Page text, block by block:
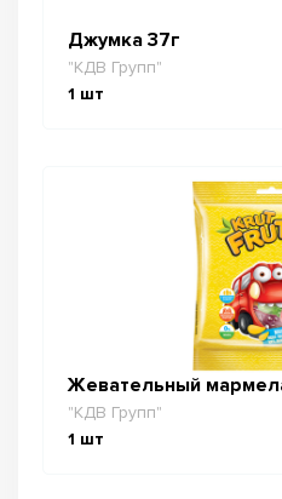
Джумка 37г
"КДВ Групп"
1 шт
Жевательный
"КДВ Групп"
1 шт